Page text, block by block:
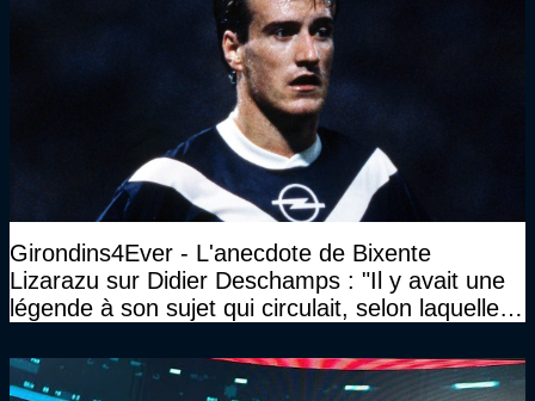
Girondins4Ever - L'anecdote de Bixente
Lizarazu sur Didier Deschamps : "Il y avait une
légende à son sujet qui circulait, selon laquelle il